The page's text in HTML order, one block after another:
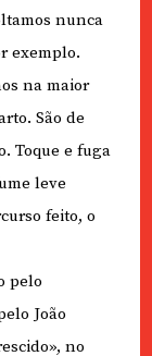
nunca
exemplo.
na maior
São de
Toque e fuga
leve
feito, o
pelo
João
no